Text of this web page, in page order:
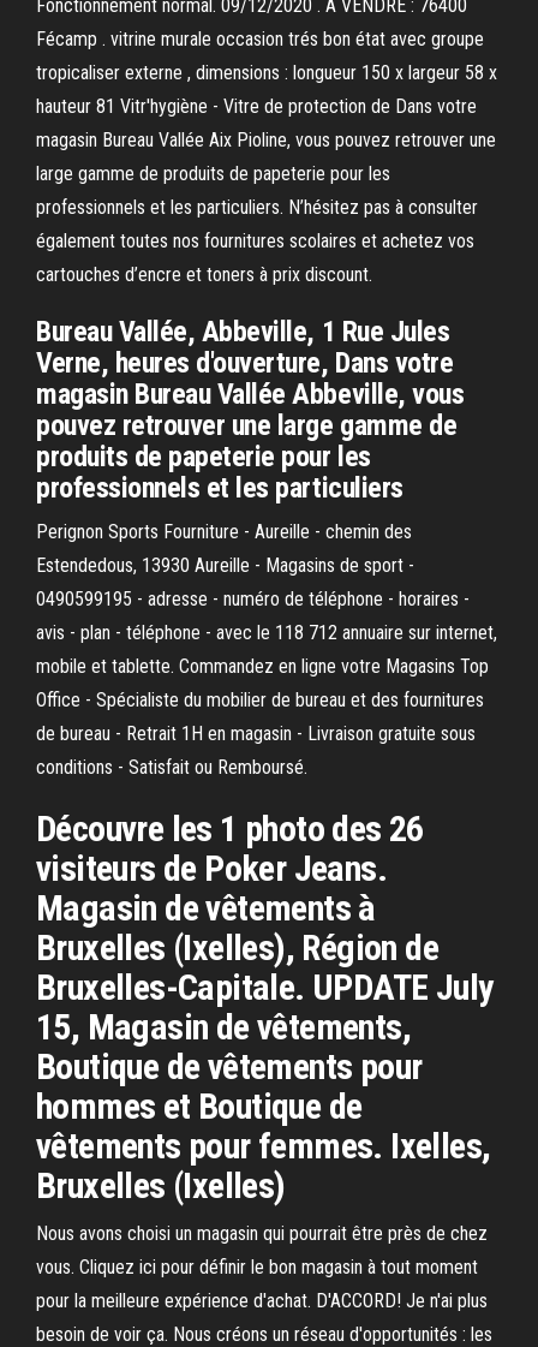
Fonctionnement normal. 09/12/2020 . A VENDRE : 76400
Fécamp . vitrine murale occasion trés bon état avec groupe
tropicaliser externe , dimensions : longueur 150 x largeur 58 x
hauteur 81 Vitr'hygiène - Vitre de protection de Dans votre
magasin Bureau Vallée Aix Pioline, vous pouvez retrouver une
large gamme de produits de papeterie pour les
professionnels et les particuliers. N’hésitez pas à consulter
également toutes nos fournitures scolaires et achetez vos
cartouches d’encre et toners à prix discount.
Bureau Vallée, Abbeville, 1 Rue Jules
Verne, heures d'ouverture, Dans votre
magasin Bureau Vallée Abbeville, vous
pouvez retrouver une large gamme de
produits de papeterie pour les
professionnels et les particuliers
Perignon Sports Fourniture - Aureille - chemin des
Estendedous, 13930 Aureille - Magasins de sport -
0490599195 - adresse - numéro de téléphone - horaires -
avis - plan - téléphone - avec le 118 712 annuaire sur internet,
mobile et tablette. Commandez en ligne votre Magasins Top
Office - Spécialiste du mobilier de bureau et des fournitures
de bureau - Retrait 1H en magasin - Livraison gratuite sous
conditions - Satisfait ou Remboursé.
Découvre les 1 photo des 26
visiteurs de Poker Jeans.
Magasin de vêtements à
Bruxelles (Ixelles), Région de
Bruxelles-Capitale. UPDATE July
15, Magasin de vêtements,
Boutique de vêtements pour
hommes et Boutique de
vêtements pour femmes. Ixelles,
Bruxelles (Ixelles)
Nous avons choisi un magasin qui pourrait être près de chez
vous. Cliquez ici pour définir le bon magasin à tout moment
pour la meilleure expérience d'achat. D'ACCORD! Je n'ai plus
besoin de voir ça. Nous créons un réseau d'opportunités : les